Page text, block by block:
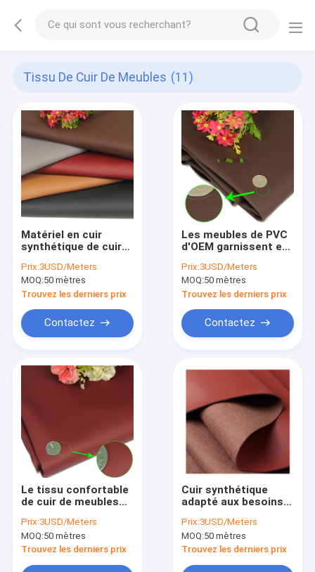
Tissu De Cuir De Meubles (11)
Matériel en cuir
synthétique de cuir
d'unité centrale des
meubles 0.6mm
Prix:3USD/Meters
MOQ:50 mètres
Trouvez les derniers prix
Contactez
Les meubles de PVC
d'OEM garnissent en
épais du tissu 1.6mm
Nappa
Prix:3USD/Meters
MOQ:50 mètres
Trouvez les derniers prix
Contactez
Le tissu confortable
de cuir de meubles
suède Microfiber de
Faux
Prix:3USD/Meters
MOQ:50 mètres
Trouvez les derniers prix
Cuir synthétique
adapté aux besoins
stable de similicuir
de PVC de 0.4mm
Prix:3USD/Meters
MOQ:50 mètres
Trouvez les derniers prix